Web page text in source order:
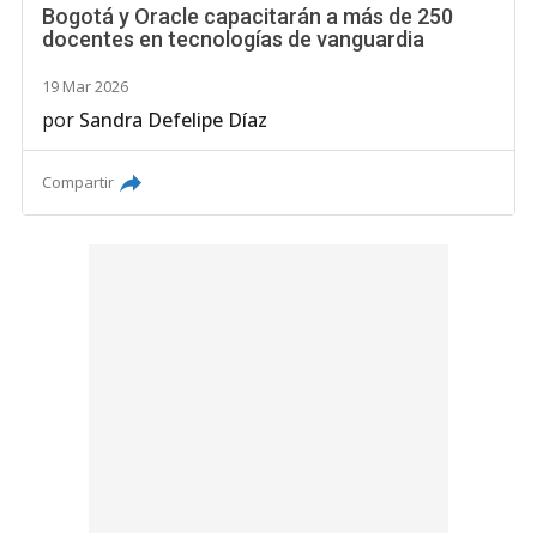
Bogotá y Oracle capacitarán a más de 250
docentes en tecnologías de vanguardia
19 Mar 2026
por Sandra Defelipe Díaz
Compartir